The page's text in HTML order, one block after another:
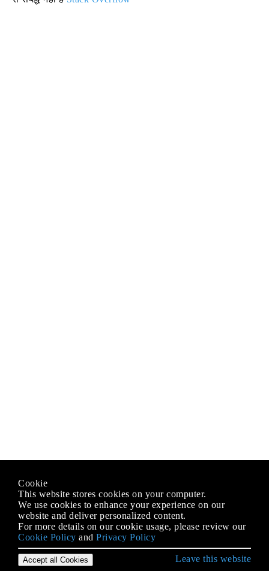
Cookie
This website stores cookies on your computer.
We use cookies to enhance your experience on our
website and deliver personalized content.
For more details on our cookie usage, please review our
Cookie Policy and Privacy Policy
Accept all Cookies Leave this website